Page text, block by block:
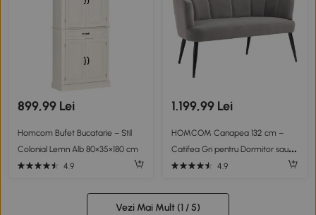
899,99 Lei
Homcom Bufet Bucatarie – Stil
Colonial Lemn Alb 80×35×180 cm
4.9
1.199,99 Lei
HOMCOM Canapea 132 cm –
Catifea Gri pentru Dormitor sau
Spatii Mici
4.9
Vezi Mai Mult (1 / 5)